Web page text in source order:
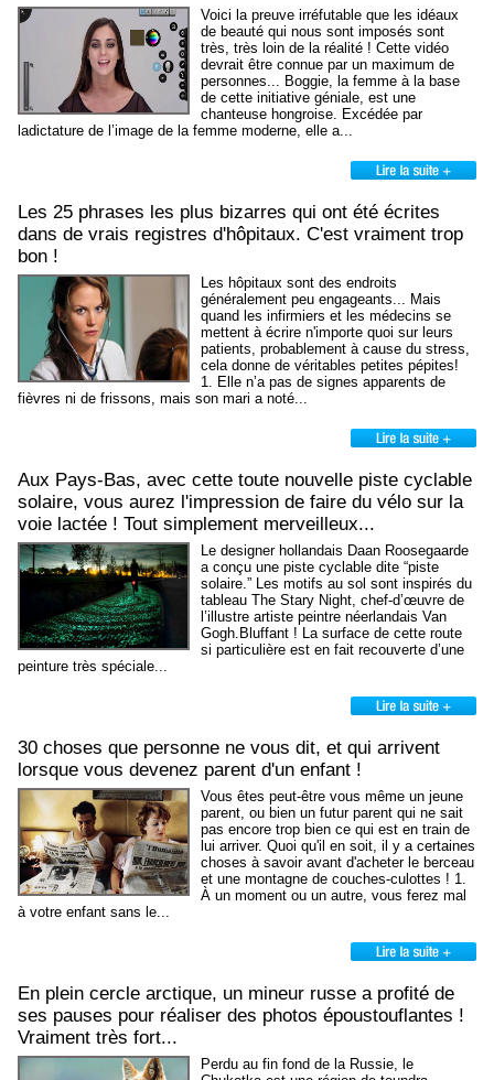
Voici la preuve irréfutable que les idéaux
de beauté qui nous sont imposés sont
très, très loin de la réalité ! Cette vidéo
devrait être connue par un maximum de
personnes... Boggie, la femme à la base
de cette initiative géniale, est une
chanteuse hongroise. Excédée par
ladictature de l’image de la femme moderne, elle a...
Les 25 phrases les plus bizarres qui ont été écrites
dans de vrais registres d'hôpitaux. C'est vraiment trop
bon !
Les hôpitaux sont des endroits
généralement peu engageants... Mais
quand les infirmiers et les médecins se
mettent à écrire n'importe quoi sur leurs
patients, probablement à cause du stress,
cela donne de véritables petites pépites!
1. Elle n’a pas de signes apparents de
fièvres ni de frissons, mais son mari a noté...
Aux Pays-Bas, avec cette toute nouvelle piste cyclable
solaire, vous aurez l'impression de faire du vélo sur la
voie lactée ! Tout simplement merveilleux...
Le designer hollandais Daan Roosegaarde
a conçu une piste cyclable dite “piste
solaire.” Les motifs au sol sont inspirés du
tableau The Stary Night, chef-d’œuvre de
l’illustre artiste peintre néerlandais Van
Gogh.Bluffant ! La surface de cette route
si particulière est en fait recouverte d’une
peinture très spéciale...
30 choses que personne ne vous dit, et qui arrivent
lorsque vous devenez parent d'un enfant !
Vous êtes peut-être vous même un jeune
parent, ou bien un futur parent qui ne sait
pas encore trop bien ce qui est en train de
lui arriver. Quoi qu'il en soit, il y a certaines
choses à savoir avant d'acheter le berceau
et une montagne de couches-culottes ! 1.
À un moment ou un autre, vous ferez mal
à votre enfant sans le...
En plein cercle arctique, un mineur russe a profité de
ses pauses pour réaliser des photos époustouflantes !
Vraiment très fort...
Perdu au fin fond de la Russie, le